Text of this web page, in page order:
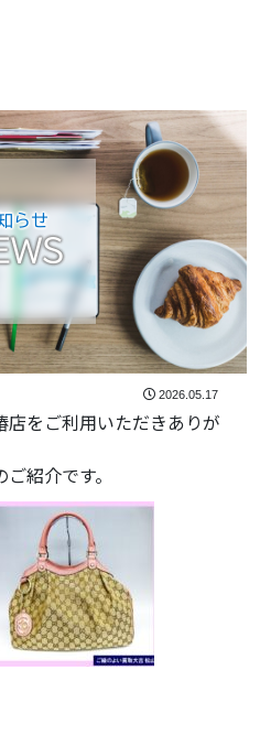
らせ
2026.05.17
店をご利用いただきありが
紹介です。